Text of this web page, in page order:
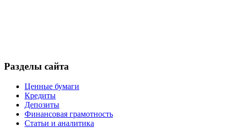
Разделы сайта
Ценные бумаги
Кредиты
Депозиты
Финансовая грамотность
Статьи и аналитика